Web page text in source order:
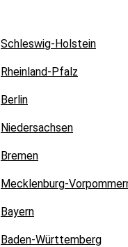
Schleswig-Holstein
Rheinland-Pfalz
Berlin
Niedersachsen
Bremen
Mecklenburg-
Bayern
Baden-Württemberg